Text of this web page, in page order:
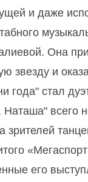
и даже
Она
звезду и
года" стал
всего
зрителей
его